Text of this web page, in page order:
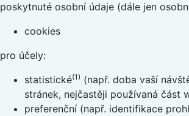
poskytnuté osobní údaje (dále jen
cookies
pro účely:
statistické(1) (např. doba vaší
stránek, nejčastěji používaná část
preferenční (např. identifikace